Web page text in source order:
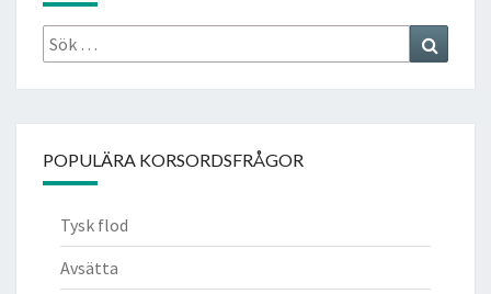
Sök
efter:
POPULÄRA KORSORDSFRÅGOR
Tysk flod
Avsätta